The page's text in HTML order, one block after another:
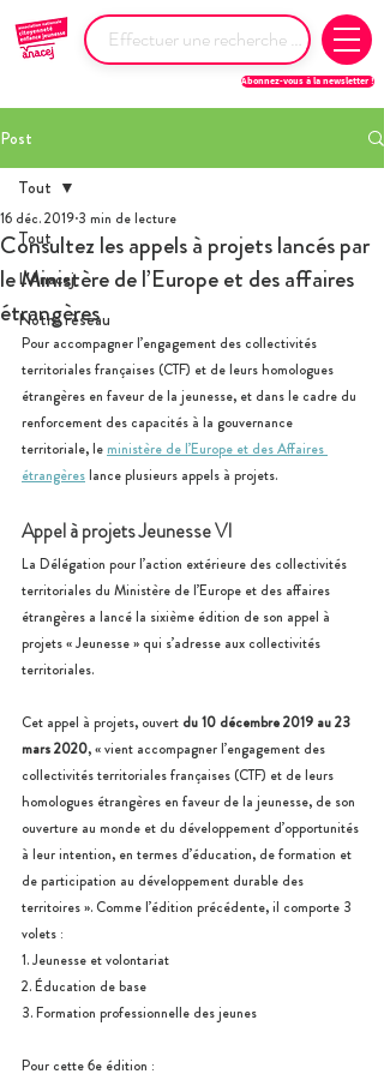
Abonnez-vous à la newsletter !
Post
Tout
L'Anacej
Notre réseau
Tout
Consultez les appels à projets lancés par
le Ministère de l’Europe et des affaires
étrangères
16 déc. 2019 3 min de lecture
Pour accompagner l’engagement des collectivités
territoriales françaises (CTF) et de leurs homologues
étrangères en faveur de la jeunesse, et dans le cadre du
renforcement des capacités à la gouvernance
territoriale, le ministère de l’Europe et des Affaires
étrangères lance plusieurs appels à projets.
Appel à projets Jeunesse VI
La Délégation pour l’action extérieure des collectivités
territoriales du Ministère de l’Europe et des affaires
étrangères a lancé la sixième édition de son appel à
projets « Jeunesse » qui s’adresse aux collectivités
territoriales.
Cet appel à projets, ouvert du 10 décembre 2019 au 23
mars 2020, « vient accompagner l’engagement des
collectivités territoriales françaises (CTF) et de leurs
homologues étrangères en faveur de la jeunesse, de son
ouverture au monde et du développement d’opportunités
à leur intention, en termes d’éducation, de formation et
de participation au développement durable des
territoires ». Comme l’édition précédente, il comporte 3
volets :
1. Jeunesse et volontariat
2. Éducation de base
3. Formation professionnelle des jeunes
Pour cette 6e édition :